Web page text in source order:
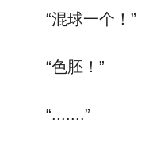
“混球一个！”
“色胚！”
“.......”